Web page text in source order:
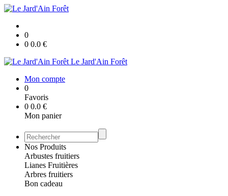
0
0 0.0 €
Le Jard'Ain Forêt
Mon compte
0
Favoris
0 0.0 €
Mon panier
Nos Produits
Arbustes fruitiers
Lianes Fruitières
Arbres fruitiers
Bon cadeau